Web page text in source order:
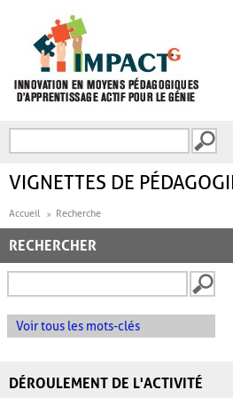
FORMULAIRE DE
VIGNETTES DE
Accueil Recherche
RECHERCHER
Voir tous les mots-clés
DÉROULEMENT DE L'ACTIVITÉ